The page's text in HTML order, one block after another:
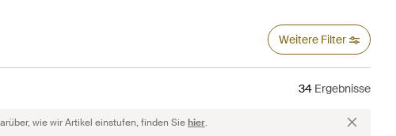
Weitere Filter
34 Ergebnisse
wie wir Artikel einstufen, finden Siehier.